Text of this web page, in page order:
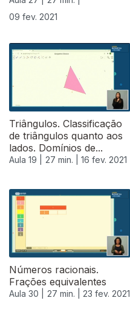
09 fev. 2021
Triângulos. Classificação
de triângulos quanto aos
lados. Domínios de...
Aula 19 | 27 min. | 16 fev. 2021
Números racionais.
Frações equivalentes
Aula 30 | 27 min. | 23 fev. 2021